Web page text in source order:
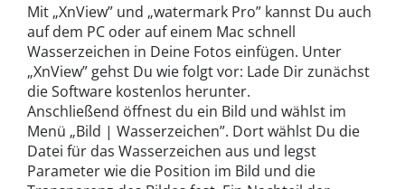
Mit „XnView” und „watermark Pro” kannst Du auch
auf dem PC oder auf einem Mac schnell
Wasserzeichen in Deine Fotos einfügen. Unter
„XnView” gehst Du wie folgt vor: Lade Dir zunächst
die Software kostenlos herunter.
Anschließend öffnest du ein Bild und wählst im
Menü „Bild | Wasserzeichen”. Dort wählst Du die
Datei für das Wasserzeichen aus und legst
Parameter wie die Position im Bild und die